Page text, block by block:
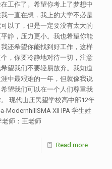
工作了。希望你考上了梦想中
一直在想，我上的大学不必是
以了，但是一定要没有太大的
静，压力更小。我也希望你能
还希望你能找到好工作，这样
，你要冷静地对待一切，注意
望我们不要轻易放弃。我知道
中最艰难的一年，但就像我说
望我们可以在一个人们尊重我
现代山庄民望学校高中部12年
ModernhillSMA XII IPA 学生姓
老师：王老师
Read more